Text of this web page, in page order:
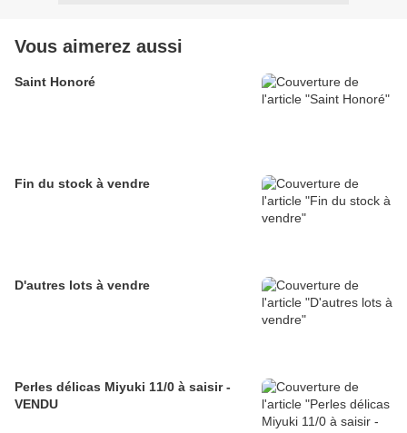
Vous aimerez aussi
Saint Honoré
Fin du stock à vendre
D'autres lots à vendre
Perles délicas Miyuki 11/0 à saisir -
VENDU